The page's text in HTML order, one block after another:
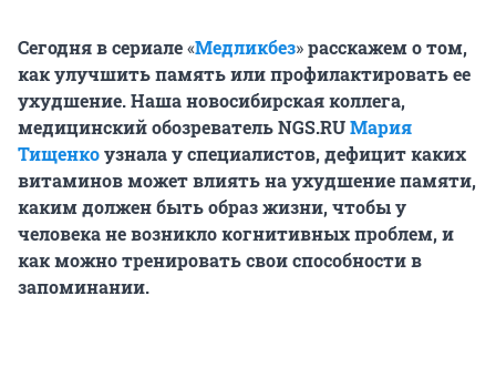
Сегодня в сериале«Медликбез»расскажем о том,
как улучшить память или профилактировать ее
ухудшение. Наша новосибирская коллега,
медицинский обозреватель NGS.RUМария
Тищенкоузнала у специалистов, дефицит каких
витаминов может влиять на ухудшение памяти,
каким должен быть образ жизни, чтобы у
человека не возникло когнитивных проблем, и
как можно тренировать свои способности в
запоминании.